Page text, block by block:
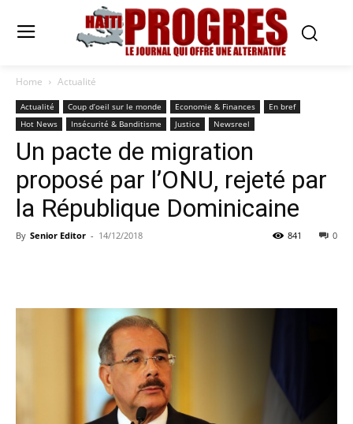
Home Actualité
Actualité Coup d’oeil sur le monde Economie & Finances
En bref
Hot News
Insécurité & Banditisme Justice Newsreel
Un pacte de migration
proposé par l’ONU, rejeté par
la République Dominicaine
By Senior Editor - 14/12/2018 0
841